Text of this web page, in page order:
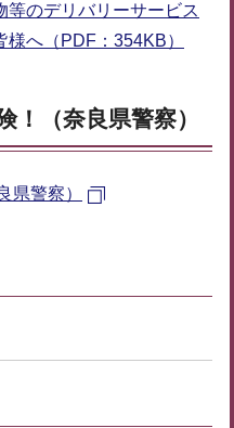
等のデリバリーサービス
へ（PDF：354KB）
！（奈良県警察）
県警察）